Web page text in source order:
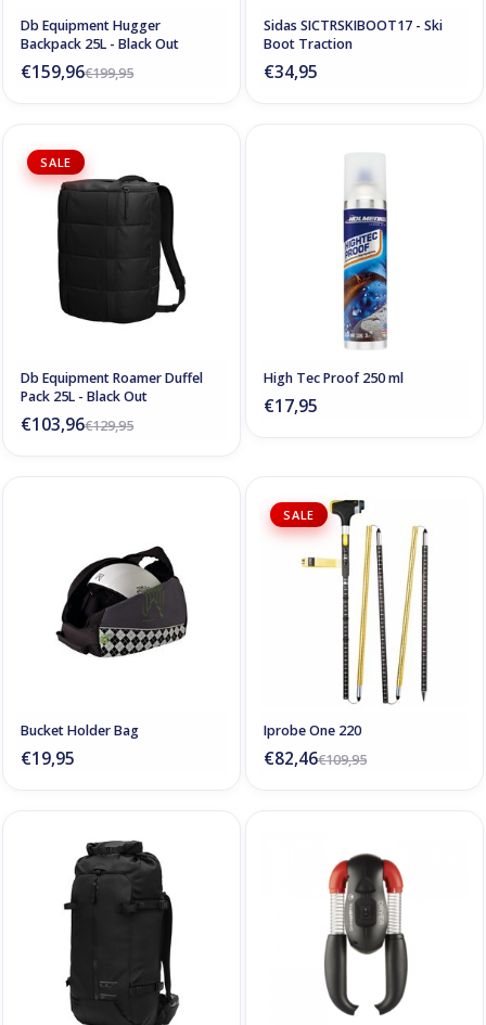
Db Equipment Hugger
Backpack 25L - Black Out
€199,95
€159,96
Sidas SICTRSKIBOOT17 - Ski
Boot Traction
€34,95
SALE
Db Equipment Roamer Duffel
Pack 25L - Black Out
€129,95
€103,96
High Tec Proof 250 ml
€17,95
Bucket Holder Bag
€19,95
SALE
Iprobe One 220
€109,95
€82,46